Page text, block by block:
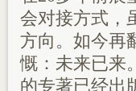
会对接方式，
方向。如今再
慨：未来已来
的专著已经出